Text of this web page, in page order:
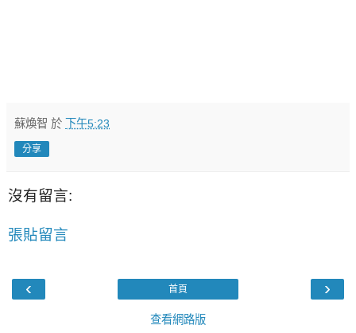
蘇煥智 於 下午5:23
分享
沒有留言:
張貼留言
‹ ›
首頁
查看網路版